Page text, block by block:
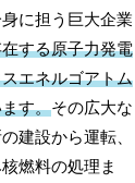
に担う巨大企業
する原子力発電
エネルゴアトム
す。その広大な
建設から運転、
燃料の処理ま